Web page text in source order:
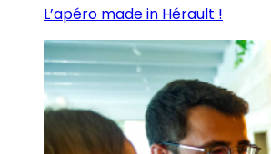
L’apéro made in Hérault !